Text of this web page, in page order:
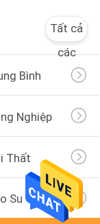
Tất cả
các
Bình
Nghiệp
Thất
Su